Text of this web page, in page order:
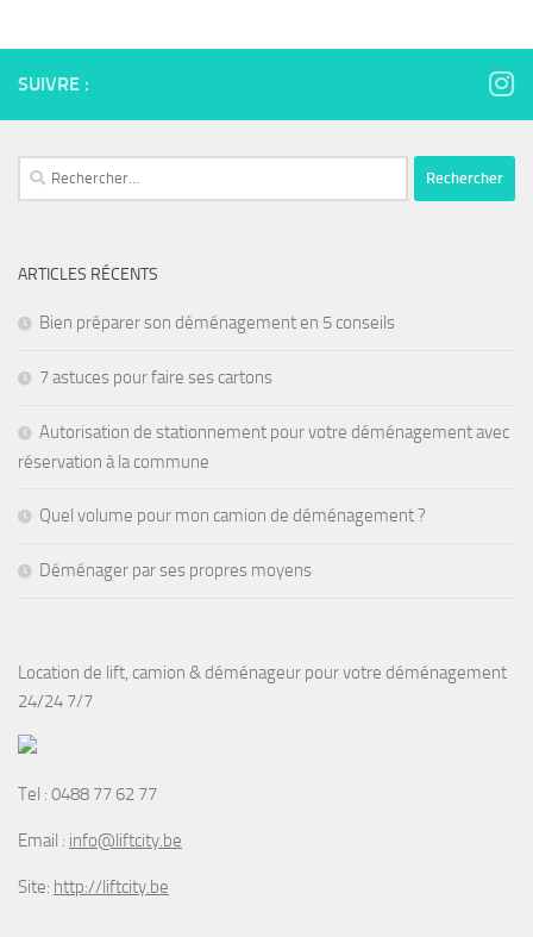
SUIVRE :
Rechercher :
ARTICLES RÉCENTS
Bien préparer son déménagement en 5 conseils
7 astuces pour faire ses cartons
Autorisation de stationnement pour votre déménagement avec
réservation à la commune
Quel volume pour mon camion de déménagement ?
Déménager par ses propres moyens
Location de lift, camion & déménageur pour votre déménagement
24/24 7/7
Tel : 0488 77 62 77
Email : info@liftcity.be
Site: http://liftcity.be